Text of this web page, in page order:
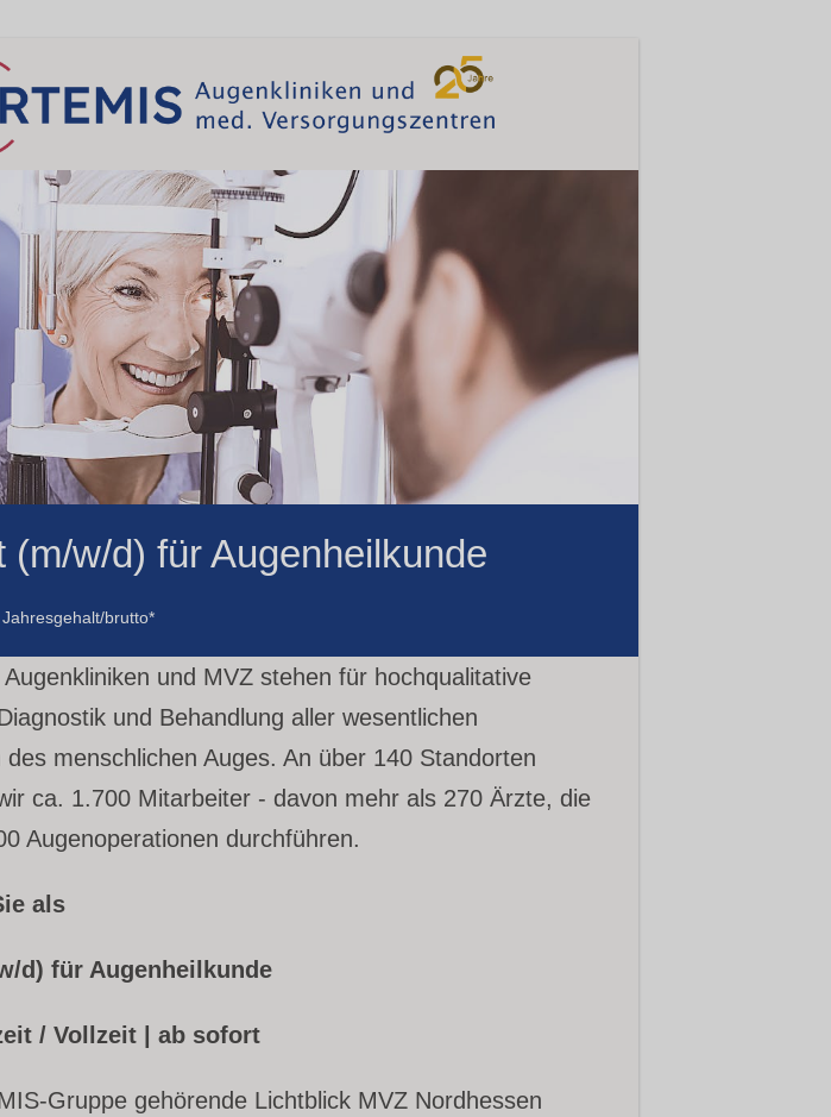
(m/w/d) für Augenheilkunde
brutto*
Augenkliniken und MVZ stehen für hochqualitative
und Behandlung aller wesentlichen
des menschlichen Auges. An über 140 Standorten
ca. 1.700 Mitarbeiter - davon mehr als 270 Ärzte, die
Augenoperationen durchführen.
als
d) für Augenheilkunde
/ Vollzeit | ab sofort
Gruppe gehörende Lichtblick MVZ Nordhessen